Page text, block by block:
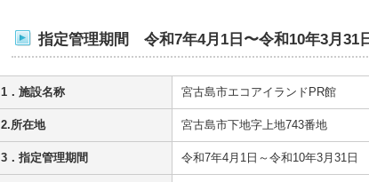
指定管理期間 令和7年4月1日〜令和10年3月31
1．施設名称 宮古島市エコアイランドPR館
2.所在地 宮古島市下地字上地743番地
3．指定管理期間 令和7年4月1日～令和10年3月31日